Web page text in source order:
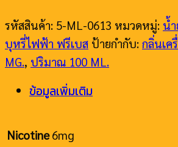
รหัสสินค้า: 5-ML-0613 หมวดหมู่: น้
บุหรี่ไฟฟ้า ฟรีเบส ป้ายกำกับ: กลิ่นเค
MG., ปริมาณ 100 ML.
ข้อมูลเพิ่มเติม
Nicotine 6mg